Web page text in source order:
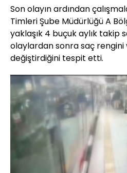
Son olayın ardından
Timleri Şube Müdürlüğü A
yaklaşık 4 buçuk aylık takip
olaylardan sonra saç rengini
değiştirdiğini tespit etti.